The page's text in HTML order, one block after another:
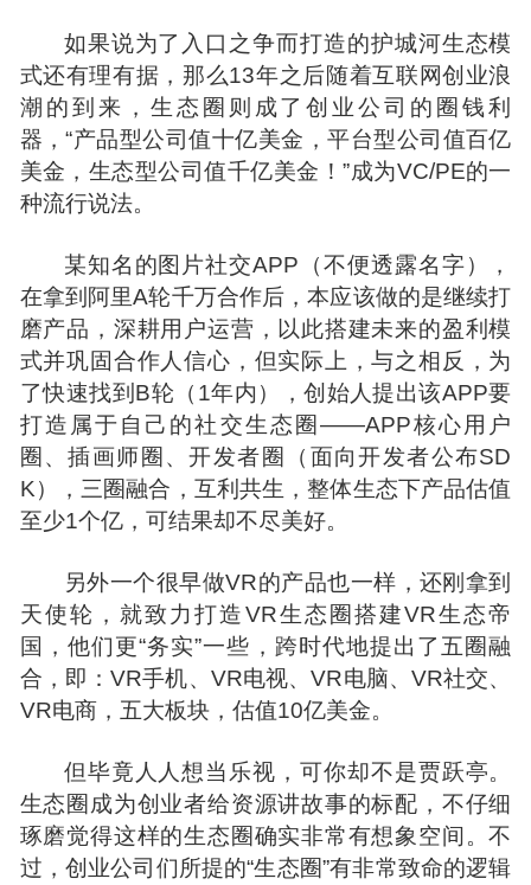
如果说为了入口之争而打造的护城河生态模
式还有理有据，那么13年之后随着互联网创业浪
潮的到来，生态圈则成了创业公司的圈钱利
器，“产品型公司值十亿美金，平台型公司值百亿
美金，生态型公司值千亿美金！”成为VC/PE的一
种流行说法。
某知名的图片社交APP（不便透露名字），
在拿到阿里A轮千万合作后，本应该做的是继续打
磨产品，深耕用户运营，以此搭建未来的盈利模
式并巩固合作人信心，但实际上，与之相反，为
了快速找到B轮（1年内），创始人提出该APP要
打造属于自己的社交生态圈——APP核心用户
圈、插画师圈、开发者圈（面向开发者公布SD
K），三圈融合，互利共生，整体生态下产品估值
至少1个亿，可结果却不尽美好。
另外一个很早做VR的产品也一样，还刚拿到
天使轮，就致力打造VR生态圈搭建VR生态帝
国，他们更“务实”一些，跨时代地提出了五圈融
合，即：VR手机、VR电视、VR电脑、VR社交、
VR电商，五大板块，估值10亿美金。
但毕竟人人想当乐视，可你却不是贾跃亭。
生态圈成为创业者给资源讲故事的标配，不仔细
琢磨觉得这样的生态圈确实非常有想象空间。不
过，创业公司们所提的“生态圈”有非常致命的逻辑